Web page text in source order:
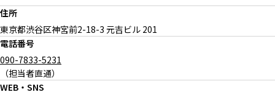
住所
東京都渋谷区神宮前2-18-3 元吉ビル 201
電話番号
090-7833-5231
（担当者直通）
WEB・SNS